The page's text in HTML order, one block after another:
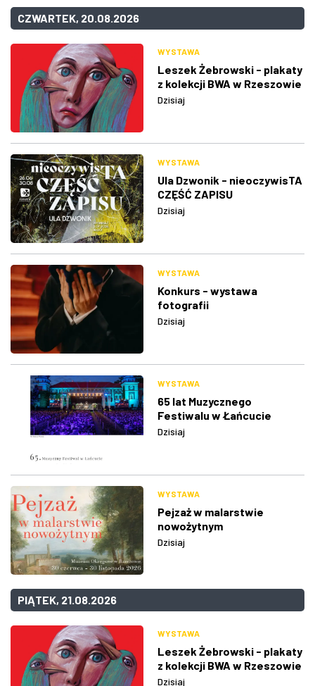
CZWARTEK, 20.08.2026
WYSTAWA
Leszek Żebrowski - plakaty
z kolekcji BWA w Rzeszowie
Dzisiaj
WYSTAWA
Ula Dzwonik - nieoczywisTA
CZĘŚĆ ZAPISU
Dzisiaj
WYSTAWA
Konkurs - wystawa
fotografii
Dzisiaj
WYSTAWA
65 lat Muzycznego
Festiwalu w Łańcucie
Dzisiaj
WYSTAWA
Pejzaż w malarstwie
nowożytnym
Dzisiaj
PIĄTEK, 21.08.2026
WYSTAWA
Leszek Żebrowski - plakaty
z kolekcji BWA w Rzeszowie
Dzisiaj